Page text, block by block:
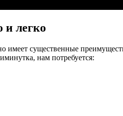
и легко
имеет существенные
нам потребуется: